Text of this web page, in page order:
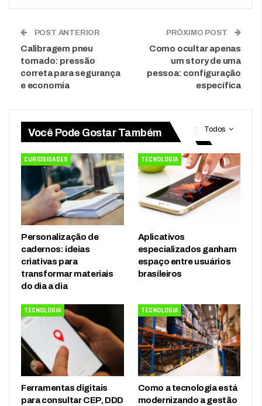
POST ANTERIOR
Calibragem pneu
tornado: pressão
correta para segurança
e economia
PRÓXIMO POST
Como ocultar apenas
um story de uma
pessoa: configuração
específica
Todos
Você Pode Gostar Também
CURIOSIDADES
Personalização de
cadernos: ideias
criativas para
transformar materiais
do dia a dia
TECNOLOGIA
Aplicativos
especializados ganham
espaço entre usuários
brasileiros
TECNOLOGIA
Ferramentas digitais
para consultar CEP, DDD
TECNOLOGIA
Como a tecnologia está
modernizando a gestão